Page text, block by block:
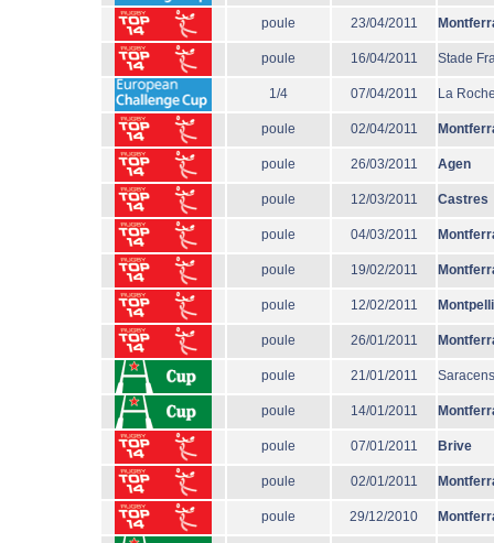
poule 23/04/2011
poule 16/04/2011 Stade
1/4 07/04/2011 La
poule 02/04/2011
poule 26/03/2011 Agen
poule 12/03/2011 Castres
poule 04/03/2011
poule 19/02/2011
poule 12/02/2011
poule 26/01/2011
poule 21/01/2011 Saracens
poule 14/01/2011
poule 07/01/2011 Brive
poule 02/01/2011
poule 29/12/2010